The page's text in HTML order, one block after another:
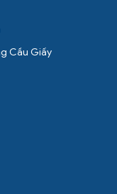
Cầu Giấy